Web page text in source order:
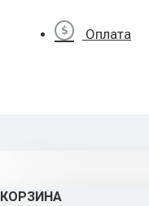
Оплата
КОРЗИНА